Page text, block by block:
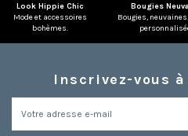
Look Hippie Chic
Mode et accessoires
bohèmes.
Bougies
Bougies,
Inscrivez-vous